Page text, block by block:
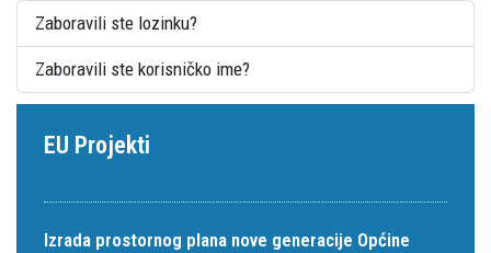
Zaboravili ste lozinku?
Zaboravili ste korisničko ime?
EU Projekti
Izrada prostornog plana nove generacije Općine